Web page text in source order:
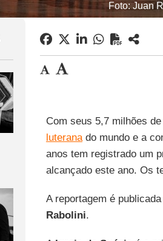
Foto: Juan
Com seus 5,7 milhões
luteranado mundo e a
anos tem registrado um
alcançado este ano. Os
A reportagem é
Rabolini.